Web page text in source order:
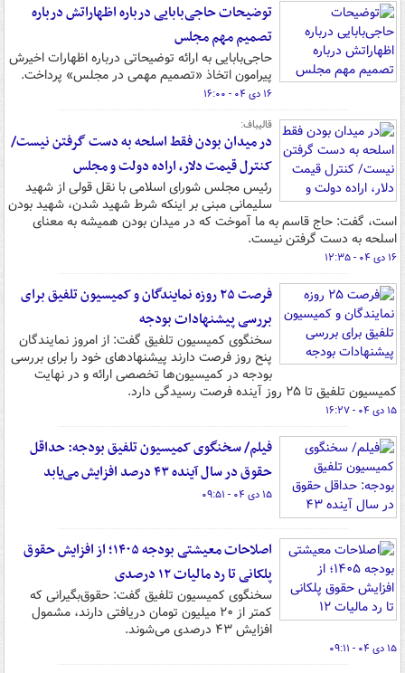
توضیحات حاجی‌بابایی درباره اظهاراتش درباره
تصمیم مهم مجلس
حاجی‌بابایی به ارائه توضیحاتی درباره اظهارات اخیرش
پیرامون اتخاذ «تصمیم مهمی در مجلس» پرداخت.
۱۶ دی ۰۴ - ۱۶:۰۰
قالیباف:
در میدان بودن فقط اسلحه به دست گرفتن نیست/
کنترل قیمت دلار، اراده دولت و مجلس
رئیس مجلس شورای اسلامی با نقل قولی از شهید
سلیمانی مبنی بر اینکه شرط شهید شدن، شهید بودن
است، گفت: حاج قاسم به ما آموخت که در میدان بودن همیشه به معنای
اسلحه به دست گرفتن نیست.
۱۶ دی ۰۴ - ۱۲:۳۵
فرصت ۲۵ روزه نمایندگان و کمیسیون تلفیق برای
بررسی پیشنهادات بودجه
سخنگوی کمیسیون تلفیق گفت: از امروز نمایندگان
پنح روز فرصت دارند پیشنهادهای خود را برای بررسی
بودجه در کمیسیون‌ها تخصصی ارائه و در نهایت
کمیسیون تلفیق تا ۲۵ روز آینده فرصت رسیدگی دارد.
۱۵ دی ۰۴ - ۱۶:۲۷
فیلم/ سخنگوی کمیسیون تلفیق بودجه: حداقل
حقوق در سال آینده ۴۳ درصد افزایش می‌یابد
۱۵ دی ۰۴ - ۰۹:۵۱
اصلاحات معیشتی بودجه ۱۴۰۵؛ از افزایش حقوق
پلکانی تا رد مالیات ۱۲ درصدی
سخنگوی کمیسیون تلفیق گفت: حقوق‌بگیرانی که
کمتر از ۲۰ میلیون تومان دریافتی دارند، مشمول
افزایش ۴۳ درصدی می‌شوند.
۱۵ دی ۰۴ - ۰۹:۱۱